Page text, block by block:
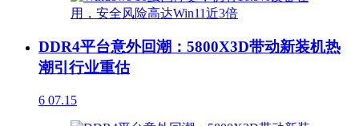
DDR4平台意外回潮：5800X3D带动新装机热
潮引行业重估
6 07.15